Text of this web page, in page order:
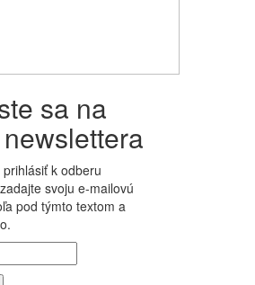
sa na
k odberu
svoju e-mailovú
pod týmto textom a